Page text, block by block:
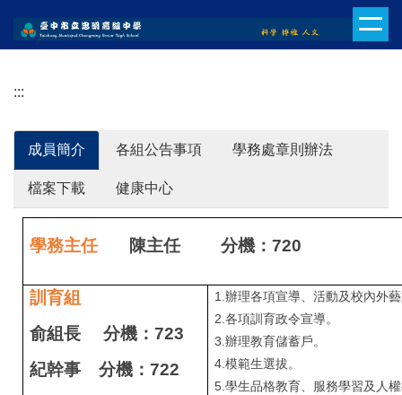
到
內
:::
成員簡介 各組公告事項 學務處章則辦法
檔案下載 健康中心
學務主任 陳主任 分機：720
訓育組
俞組長 分機：723
紀幹事 分機：722
1. 辦理各項宣導、活動及校內外
2. 各項訓育政令宣導。
3. 辦理教育儲蓄戶。
4. 模範生選拔。
5.學生品格教育、服務學習及人